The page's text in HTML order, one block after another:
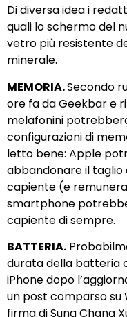
Di diversa idea i
quali lo schermo del
vetro più resistente
minerale.
MEMORIA.Secondo
ore fa da Geekbar e
melafonini
configurazioni di
letto bene: Apple
abbandonare il taglio
capiente (e
smartphone
capiente di sempre.
BATTERIA.
durata della batteria
iPhone dopo
un post comparso su
firma di Sung Chang